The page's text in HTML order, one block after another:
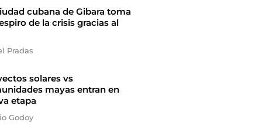
cubana de Gibara toma
de la crisis gracias al
Pradas
solares vs
mayas entran en
etapa
Godoy